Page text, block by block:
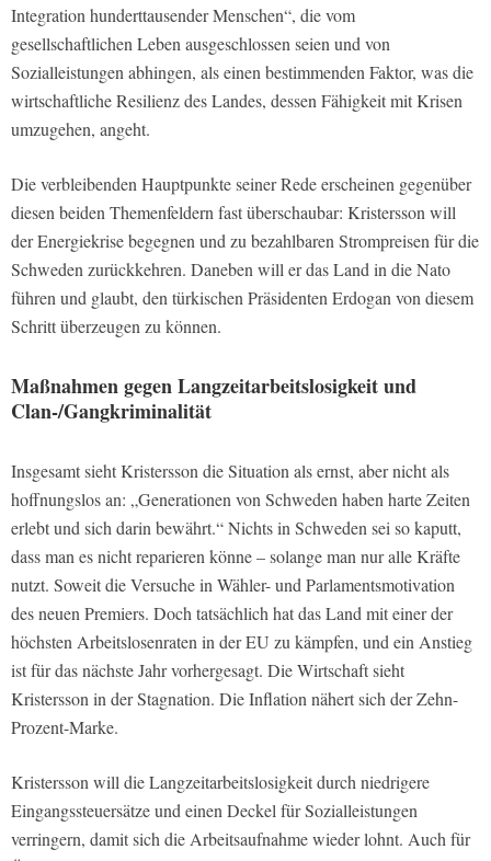
Integration hunderttausender Menschen“, die vom
gesellschaftlichen Leben ausgeschlossen seien und von
Sozialleistungen abhingen, als einen bestimmenden Faktor, was die
wirtschaftliche Resilienz des Landes, dessen Fähigkeit mit Krisen
umzugehen, angeht.
Die verbleibenden Hauptpunkte seiner Rede erscheinen gegenüber
diesen beiden Themenfeldern fast überschaubar: Kristersson will
der Energiekrise begegnen und zu bezahlbaren Strompreisen für die
Schweden zurückkehren. Daneben will er das Land in die Nato
führen und glaubt, den türkischen Präsidenten Erdogan von diesem
Schritt überzeugen zu können.
Maßnahmen gegen Langzeitarbeitslosigkeit und
Clan-/Gangkriminalität
Insgesamt sieht Kristersson die Situation als ernst, aber nicht als
hoffnungslos an: „Generationen von Schweden haben harte Zeiten
erlebt und sich darin bewährt.“ Nichts in Schweden sei so kaputt,
dass man es nicht reparieren könne – solange man nur alle Kräfte
nutzt. Soweit die Versuche in Wähler- und Parlamentsmotivation
des neuen Premiers. Doch tatsächlich hat das Land mit einer der
höchsten Arbeitslosenraten in der EU zu kämpfen, und ein Anstieg
ist für das nächste Jahr vorhergesagt. Die Wirtschaft sieht
Kristersson in der Stagnation. Die Inflation nähert sich der Zehn-
Prozent-Marke.
Kristersson will die Langzeitarbeitslosigkeit durch niedrigere
Eingangssteuersätze und einen Deckel für Sozialleistungen
verringern, damit sich die Arbeitsaufnahme wieder lohnt. Auch für